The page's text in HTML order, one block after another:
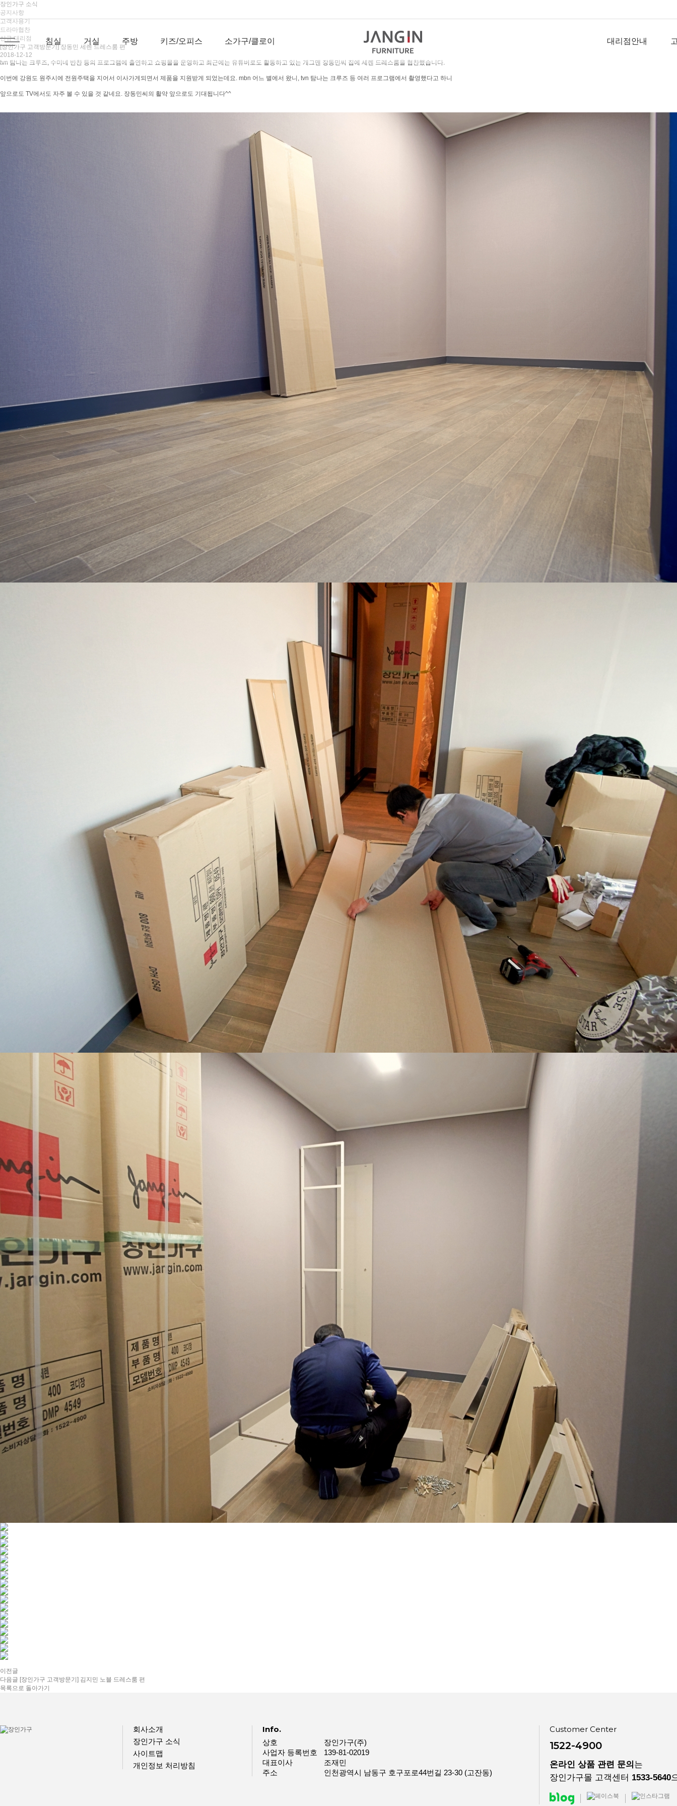
침실 거실 주방 키즈/오피스 소가구/클로이 대리점안내
장인가구 소식
공지사항
고객사용기
드라마협찬
신규 대리점
[장인가구 고객방문기] 장동민 세렌 드레스룸 편
2018-12-12
tvn 탐나는 크루즈, 수미네 반찬 등의 프로그램에 출연하고 쇼핑몰을 운영하고 최근에는 유튜버로도 활동하고 있는 개그맨 장동민씨 집에 세렌 드레스룸을 협찬했습니다.
이번에 강원도 원주시에 전원주택을 지어서 이사가게되면서 제품을 지원받게 되었는데요. mbn 어느 별에서 왔니, tvn 탐나는 크루즈 등 여러 프로그램에서 촬영했다고 하니
앞으로도 TV에서도 자주 볼 수 있을 것 같네요. 장동민씨의 활약 앞으로도 기대됩니다^^
이전글
다음글 [장인가구 고객방문기] 김지민 노블 드레스룸 편
목록으로 돌아가기
회사소개
장인가구 소식
사이트맵
개인정보 처리방침
Info.
상호
장인가구(주)
사업자 등록번호
139-81-02019
대표이사
조재민
주소
인천광역시 남동구 호구포로44번길 23-30 (고잔동)
Customer Center
1522-4900
온라인 상품 관련 문의 는
장인가구몰 고객센터 1533-5640